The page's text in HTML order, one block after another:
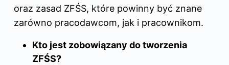
oraz zasad ZFŚS, które powinny być znane
zarówno pracodawcom, jak i pracownikom.
Kto jest zobowiązany do tworzenia
ZFŚS?